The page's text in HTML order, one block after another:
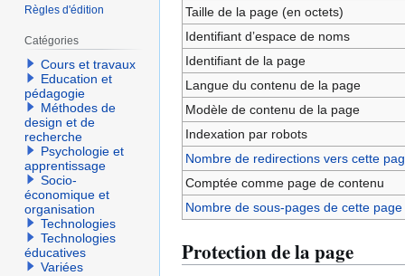
Taille de la page (en octets)
Identifiant dʼespace de noms
Identifiant de la page
Langue du contenu de la page
Modèle de contenu de la page
Indexation par robots
Nombre de redirections vers cette
Comptée comme page de contenu
Nombre de sous-pages de cette page
Protection de la page
Règles d'édition
Catégories
Cours et travaux
Education et
pédagogie
Méthodes de
design et de
recherche
Psychologie et
apprentissage
Socio-
économique et
organisation
Technologies
Technologies
éducatives
Variées